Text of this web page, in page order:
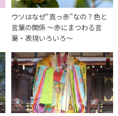
ウソはなぜ“真っ赤”なの？色と
言葉の関係 ～赤にまつわる言
葉・表現いろいろ～